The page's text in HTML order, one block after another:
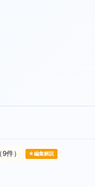
件） ★編集解説